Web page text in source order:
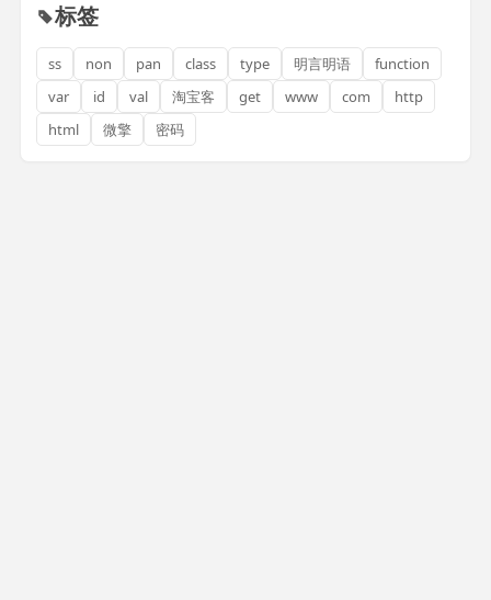
标签
ss non pan class type 明言明语
function
var
id val 淘宝客 get www com
http
html
微擎 密码